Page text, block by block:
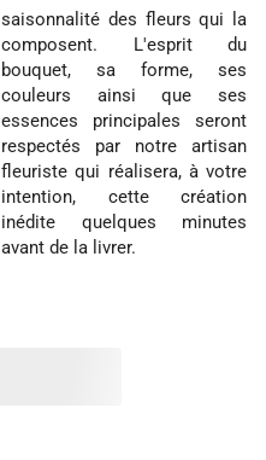
saisonnalité des fleurs qui la
composent. L'esprit du
bouquet, sa forme, ses
couleurs ainsi que ses
essences principales seront
respectés par notre artisan
fleuriste qui réalisera, à votre
intention, cette création
inédite quelques minutes
avant de la livrer.